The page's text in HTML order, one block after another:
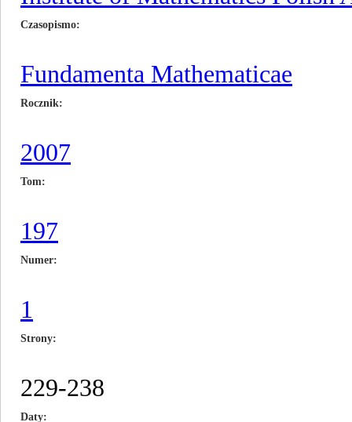
Czasopismo
Fundamenta Mathematicae
Rocznik
2007
Tom
197
Numer
1
Strony
229-238
Daty